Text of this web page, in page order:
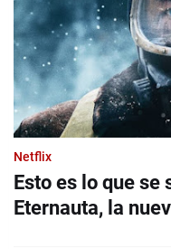
Netflix
Esto es lo que se
Eternauta, la